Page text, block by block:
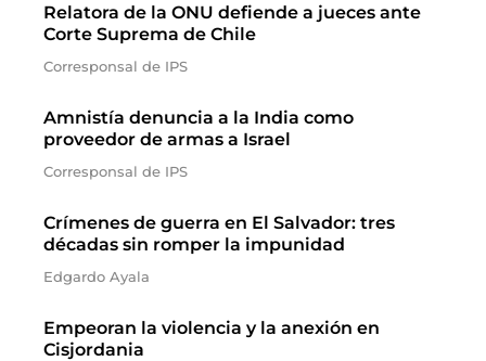
Relatora de la ONU defiende a jueces ante
Corte Suprema de Chile
Corresponsal de IPS
Amnistía denuncia a la India como
proveedor de armas a Israel
Corresponsal de IPS
Crímenes de guerra en El Salvador: tres
décadas sin romper la impunidad
Edgardo Ayala
Empeoran la violencia y la anexión en
Cisjordania